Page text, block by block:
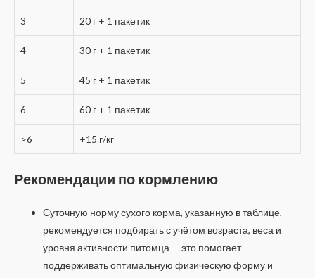
3 20 г + 1 пакетик
4 30 г + 1 пакетик
5 45 г + 1 пакетик
6 60 г + 1 пакетик
>6 +15 г/кг
Рекомендации по кормлению
Суточную норму сухого корма, указанную в таблице,
рекомендуется подбирать с учётом возраста, веса и
уровня активности питомца — это помогает
поддерживать оптимальную физическую форму и